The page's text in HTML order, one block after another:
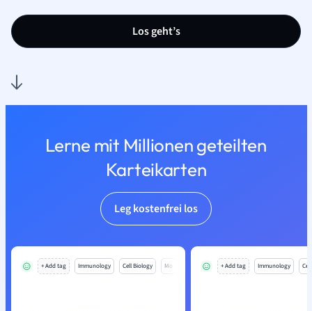
Los geht’s
Lerne mit Millionen geteilten
Karteikarten
Leg kostenfrei los
+ Add tag Immunology Cell Biology Mo + Add tag Immunology